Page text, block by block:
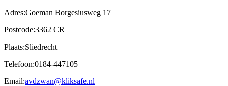
Adres:Goeman Borgesiusweg 17
Postcode:3362 CR
Plaats:Sliedrecht
Telefoon:0184-447105
Email:avdzwan@kliksafe.nl